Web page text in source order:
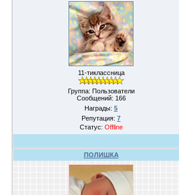
11-тиклассница
Группа: Пользователи
Сообщений: 166
Награды: 5
Репутация: 7
Статус: Offline
ПОЛИШКА